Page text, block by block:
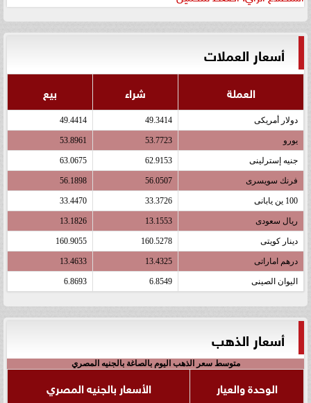
أسعار العملات
العملة شراء بيع
دولار أمريكى 49.3414
49.4414
يورو 53.7723
53.8961
جنيه إسترلينى 62.9153
63.0675
فرنك سويسرى 56.0507
56.1898
100 ين يابانى 33.3726
33.4470
ريال سعودى 13.1553
13.1826
دينار كويتى 160.5278
160.9055
درهم اماراتى 13.4325
13.4633
اليوان الصينى 6.8549
6.8693
أسعار الذهب
متوسط سعر الذهب اليوم بالصاغة بالجنيه المصري
الوحدة والعيار
الأسعار بالجنيه المصري